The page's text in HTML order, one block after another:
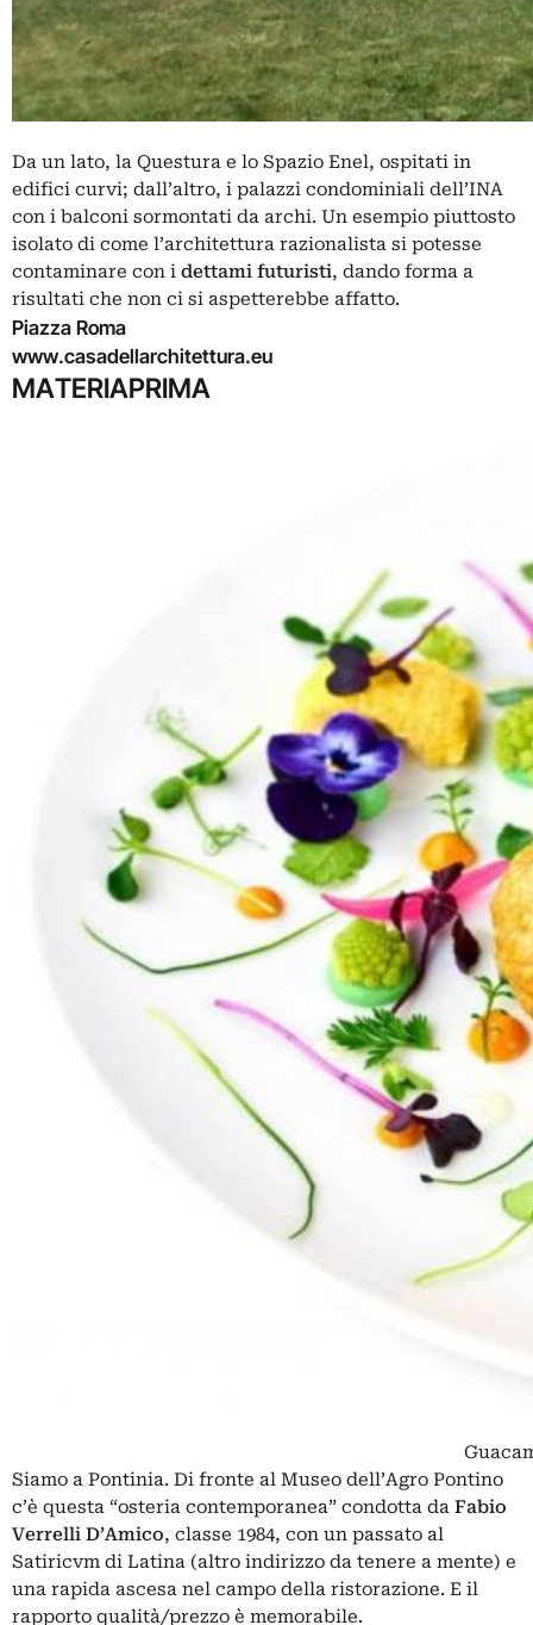
Da un lato, la Questura e lo Spazio Enel, ospitati in
edifici curvi; dall’altro, i palazzi condominiali dell’INA
con i balconi sormontati da archi. Un esempio piuttosto
isolato di come l’architettura razionalista si potesse
contaminare con i dettami futuristi, dando forma a
risultati che non ci si aspetterebbe affatto.
Piazza Roma
www.casadellarchitettura.eu
MATERIAPRIMA
Siamo a Pontinia. Di fronte al Museo dell’Agro Pontino
c’è questa “osteria contemporanea” condotta da Fabio
Verrelli D’Amico, classe 1984, con un passato al
Satiricvm di Latina (altro indirizzo da tenere a mente) e
una rapida ascesa nel campo della ristorazione. E il
rapporto qualità/prezzo è memorabile.